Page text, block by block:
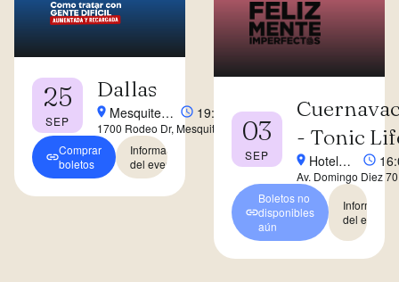
25
SEP
Dallas
Mesquite
Convention
Center
19:00
1700 Rodeo Dr, Mesquite,
TX 75149, Estados Unidos
Comprar
boletos
Información
del evento
03
SEP
- Tonic
Hotel
GAMMA
Puerta
Paraíso
Av. Domingo Diez
B, El Empleado,
Cuernavaca, Mor.
Boletos no
disponibles
aún
Información
del evento